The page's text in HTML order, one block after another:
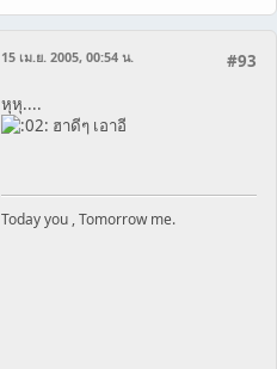
#93
15 เม.ย. 2005, 00:54 น.
หุหุ....
ฮาดีๆ เอาอี
Today you , Tomorrow me.